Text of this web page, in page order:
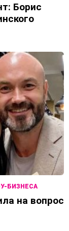
Борис
БИЗНЕСА
на вопрос